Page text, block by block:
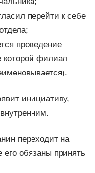
перейти к себе
проведение
которой филиал
инициативу,
переходит на
его обязаны принять